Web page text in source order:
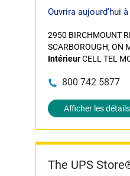
Ouvrira aujourd’hui
2950 BIRCHMOUNT
SCARBOROUGH, ON
IntérieurCELL TEL
800 742 5877
Afficher les détails
The UPS